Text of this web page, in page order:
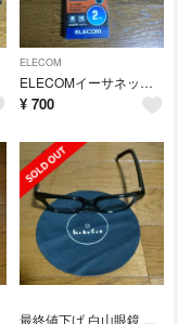
ELECOM
ELECOMイーサネット対応スーパースリムHDMIケーブル CAC-HD14SS
¥ 700
最終値下げ 白山眼鏡 TOSS 1988